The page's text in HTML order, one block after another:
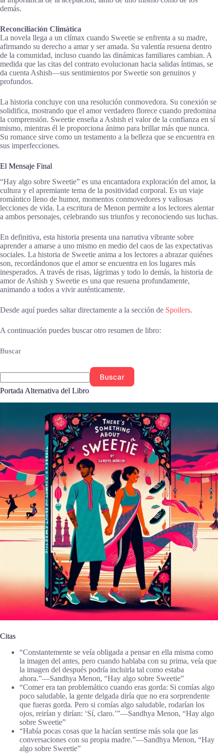
demás.
Reconciliación Climática
La novela llega a un clímax cuando Sweetie se enfrenta a su madre,
afirmando su derecho a amar y ser amada. Su valentía resuena dentro
de la comunidad, incluso cuando las dinámicas familiares cambian. A
medida que las citas del contrato evolucionan hacia salidas íntimas, se
da cuenta Ashish—sus sentimientos por Sweetie son genuinos y
profundos.
La historia concluye con una resolución conmovedora. Su conexión se
solidifica, mostrando que el amor verdadero florece cuando predomina
la comprensión. Sweetie enseña a Ashish el valor de la confianza en sí
mismo, mientras él le proporciona ánimo para brillar más que nunca.
Su romance sirve como un testamento a la belleza que se encuentra en
sus imperfecciones.
El Mensaje Final
“Hay algo sobre Sweetie” es una encantadora exploración del amor, la
cultura y el apremiante tema de la positividad corporal. Es un viaje
romántico lleno de humor, momentos conmovedores y valiosas
lecciones de vida. La escritura de Menon permite a los lectores alentar
a ambos personajes, celebrando sus triunfos y reconociendo sus luchas.
En definitiva, esta historia presenta una narrativa vibrante sobre
aprender a amarse a uno mismo en medio del caos de las expectativas
sociales. La historia de Sweetie anima a los lectores a abrazar quiénes
son, recordándonos que el amor se encuentra en los lugares más
inesperados. A través de risas, lágrimas y todo lo demás, la historia de
amor de Ashish y Sweetie es una que resuena profundamente,
animando a todos a vivir auténticamente.
Desde aquí puedes saltar directamente a la sección de Spoilers.
A continuación puedes buscar otro resumen de libro:
Buscar
Buscar
Portada Alternativa del Libro
Citas
“Constantemente se veía obligada a pensar en ella misma como
la imagen del antes, pero cuando hablaba con su prima, veía que
la imagen del después podría incluirla tal como estaba
ahora.”―Sandhya Menon, “Hay algo sobre Sweetie”
“Comer era tan problemático cuando eras gorda: Si comías algo
poco saludable, la gente delgada diría que no era sorprendente
que fueras gorda. Pero si comías algo saludable, rodarían los
ojos, reirían y dirían: ‘Sí, claro.’”―Sandhya Menon, “Hay algo
sobre Sweetie”
“Había pocas cosas que la hacían sentirse más sola que las
conversaciones con su propia madre.”―Sandhya Menon, “Hay
algo sobre Sweetie”